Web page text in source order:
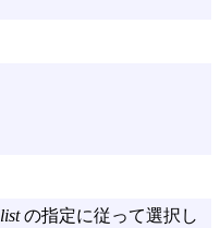
listの指定に従って選択し